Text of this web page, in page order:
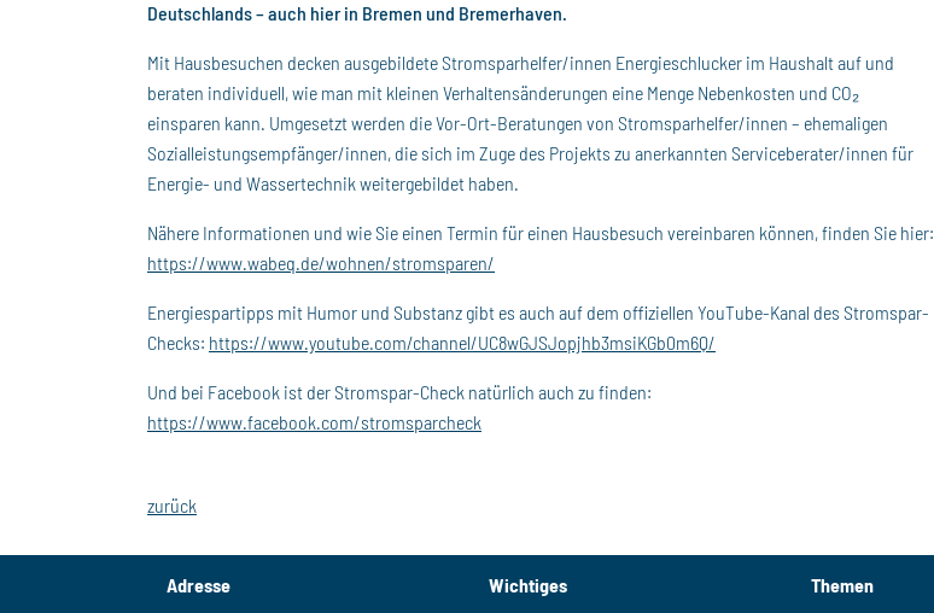
Deutschlands – auch hier in Bremen und Bremerhaven.
Mit Hausbesuchen decken ausgebildete Stromsparhelfer/innen Energieschlucker im Haushalt auf und
beraten individuell, wie man mit kleinen Verhaltensänderungen eine Menge Nebenkosten und CO₂
einsparen kann. Umgesetzt werden die Vor-Ort-Beratungen von Stromsparhelfer/innen – ehemaligen
Sozialleistungsempfänger/innen, die sich im Zuge des Projekts zu anerkannten Serviceberater/innen für
Energie- und Wassertechnik weitergebildet haben.
Nähere Informationen und wie Sie einen Termin für einen Hausbesuch vereinbaren können, finden Sie hier:
https://www.wabeq.de/wohnen/stromsparen/
Energiespartipps mit Humor und Substanz gibt es auch auf dem offiziellen YouTube-Kanal des Stromspar-
Checks: https://www.youtube.com/channel/UC8wGJSJopjhb3msiKGb0m6Q/
Und bei Facebook ist der Stromspar-Check natürlich auch zu finden:
https://www.facebook.com/stromsparcheck
zurück
Adresse
Wichtiges
Themen